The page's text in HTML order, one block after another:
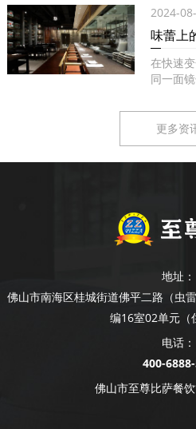
2024-
味蕾上
在快速
同一面
更多资
地址：
佛山市南海区桂城街道佛平二路（虫
编16室02单元（
电话：
400-
佛山市至尊比萨餐